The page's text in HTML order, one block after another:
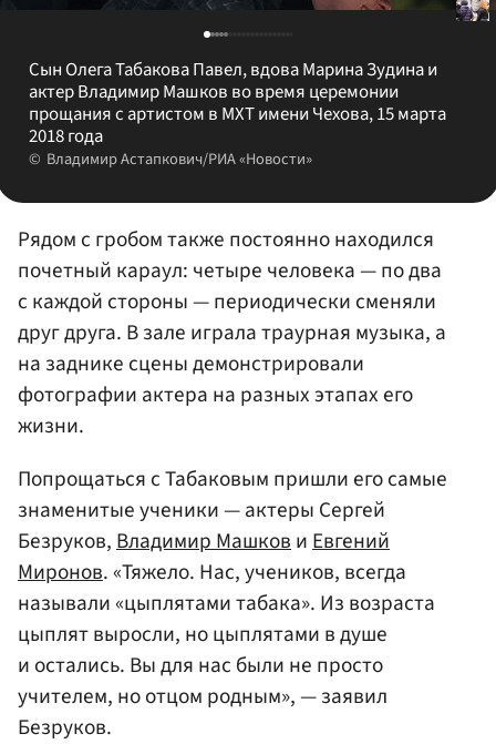
Сын Олега Табакова Павел, вдова Марина Зудина и
актер Владимир Машков во время церемонии
прощания с артистом в МХТ имени Чехова, 15 марта
2018 года
Владимир Астапкович/РИА «Новости»
Рядом с гробом также постоянно находился
почетный караул: четыре человека — по два
с каждой стороны — периодически сменяли
друг друга. В зале играла траурная музыка, а
на заднике сцены демонстрировали
фотографии актера на разных этапах его
жизни.
Попрощаться с Табаковым пришли его самые
знаменитые ученики — актеры Сергей
Безруков, Владимир Машков и Евгений
Миронов. «Тяжело. Нас, учеников, всегда
называли «цыплятами табака». Из возраста
цыплят выросли, но цыплятами в душе
и остались. Вы для нас были не просто
учителем, но отцом родным», — заявил
Безруков.